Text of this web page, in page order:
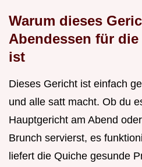
Warum dieses
Abendessen für
ist
Dieses Gericht ist einfach
und alle satt macht. Ob du
Hauptgericht am Abend
Brunch servierst, es
liefert die Quiche gesunde